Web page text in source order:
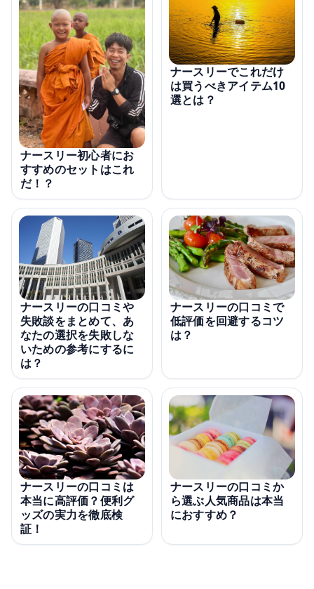
ナースリー初心者にお
すすめのセットはこれ
だ！？
ナースリーでこれだけ
は買うべきアイテム10
選とは？
ナースリーの口コミや
失敗談をまとめて、あ
なたの選択を失敗しな
いための参考にするに
は？
ナースリーの口コミで
低評価を回避するコツ
は？
ナースリーの口コミは
本当に高評価？便利グ
ッズの実力を徹底検
証！
ナースリーの口コミか
ら選ぶ人気商品は本当
におすすめ？